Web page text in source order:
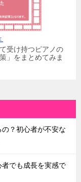
受け持つピアノの
」をまとめてみま
？初心者が不安な
でも成長を実感で